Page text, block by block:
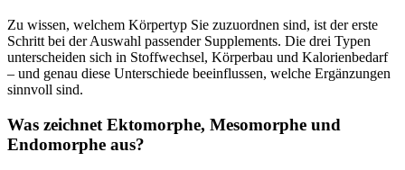
Zu wissen, welchem Körpertyp Sie zuzuordnen sind, ist der erste
Schritt bei der Auswahl passender Supplements. Die drei Typen
unterscheiden sich in Stoffwechsel, Körperbau und Kalorienbedarf
– und genau diese Unterschiede beeinflussen, welche Ergänzungen
sinnvoll sind.
Was zeichnet Ektomorphe, Mesomorphe und
Endomorphe aus?